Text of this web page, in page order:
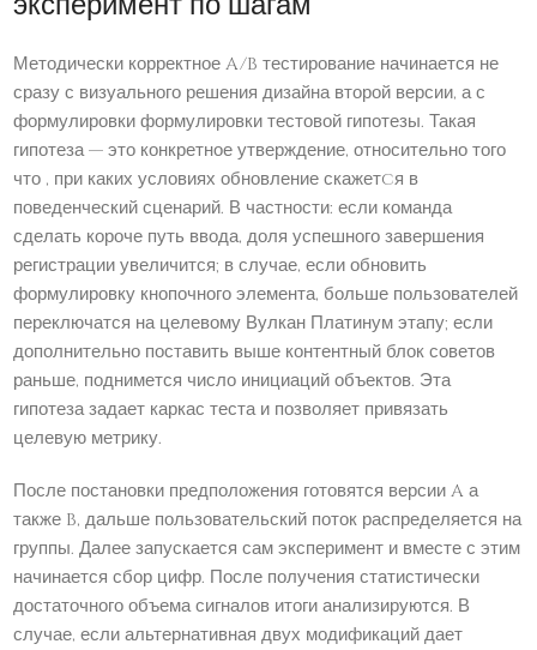
Методически корректное A/B тестирование начинается не
сразу с визуального решения дизайна второй версии, а с
формулировки формулировки тестовой гипотезы. Такая
гипотеза — это конкретное утверждение, относительно того
что , при каких условиях обновление скажетcя в
поведенческий сценарий. В частности: если команда
сделать короче путь ввода, доля успешного завершения
регистрации увеличится; в случае, если обновить
формулировку кнопочного элемента, больше пользователей
переключатся на целевому Вулкан Платинум этапу; если
дополнительно поставить выше контентный блок советов
раньше, поднимется число инициаций объектов. Эта
гипотеза задает каркас теста и позволяет привязать
целевую метрику.
После постановки предположения готовятся версии A а
также B, дальше пользовательский поток распределяется на
группы. Далее запускается сам эксперимент и вместе с этим
начинается сбор цифр. После получения статистически
достаточного объема сигналов итоги анализируются. В
случае, если альтернативная двух модификаций дает